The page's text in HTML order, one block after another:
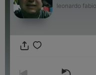
leonardo